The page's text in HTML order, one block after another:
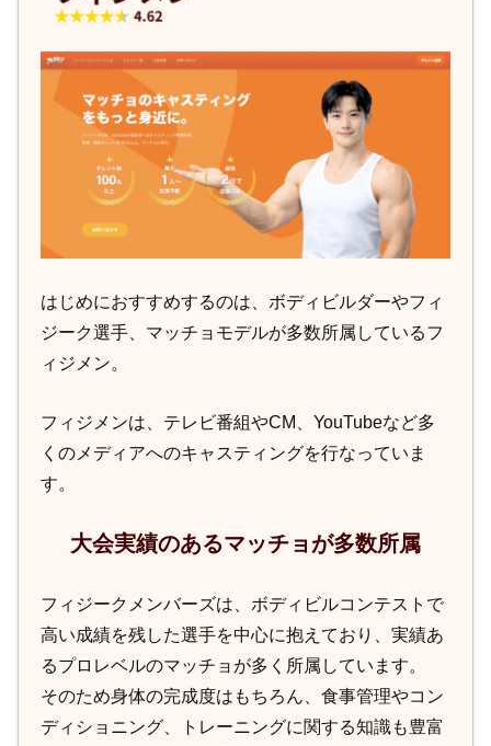
はじめにおすすめするのは、ボディビルダーやフィ
ジーク選手、マッチョモデルが多数所属しているフ
ィジメン。
フィジメンは、テレビ番組やCM、YouTubeなど多
くのメディアへのキャスティングを行なっていま
す。
大会実績のあるマッチョが多数所属
フィジークメンバーズは、ボディビルコンテストで
高い成績を残した選手を中心に抱えており、実績あ
るプロレベルのマッチョが多く所属しています。
そのため身体の完成度はもちろん、食事管理やコン
ディショニング、トレーニングに関する知識も豊富